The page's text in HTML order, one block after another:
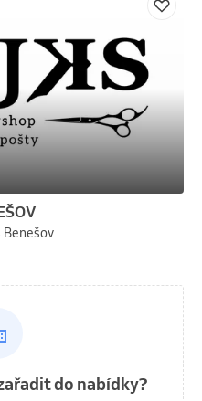
do nabídky?